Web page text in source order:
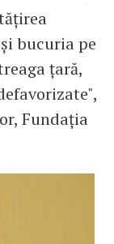
bucuria pe
țară,
Fundația